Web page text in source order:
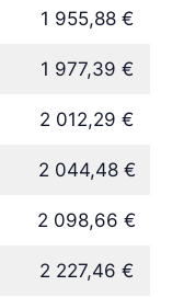
1 955,88 €
1 977,39 €
2 012,29 €
2 044,48 €
2 098,66 €
2 227,46 €